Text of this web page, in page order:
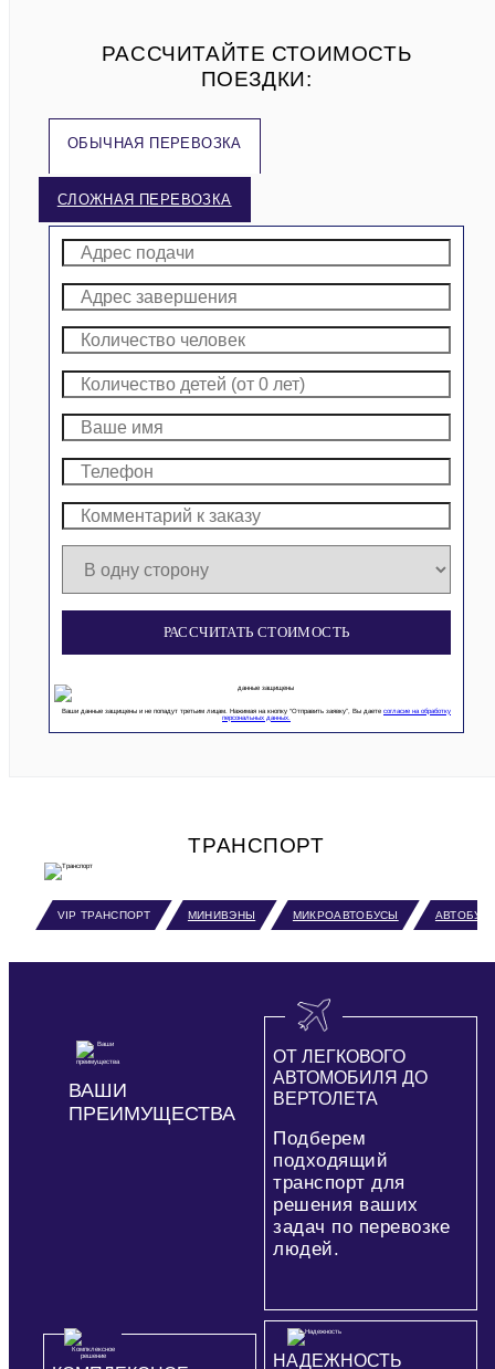
РАССЧИТАЙТЕ СТОИМОСТЬ
ПОЕЗДКИ:
ОБЫЧНАЯ ПЕРЕВОЗКА
СЛОЖНАЯ ПЕРЕВОЗКА
РАССЧИТАТЬ СТОИМОСТЬ
Ваши данные защищены и не попадут третьим лицам. Нажимая на кнопку “Отправить заявку”, Вы даете согласие на обработку
персональных данных.
ТРАНСПОРТ
VIP ТРАНСПОРТ МИНИВЭНЫ МИКРОАВТОБУСЫ
ВАШИ
ПРЕИМУЩЕСТВА
ОТ ЛЕГКОВОГО
АВТОМОБИЛЯ ДО
ВЕРТОЛЕТА
Подберем
подходящий
транспорт для
решения ваших
задач по перевозке
людей.
НАДЕЖНОСТЬ